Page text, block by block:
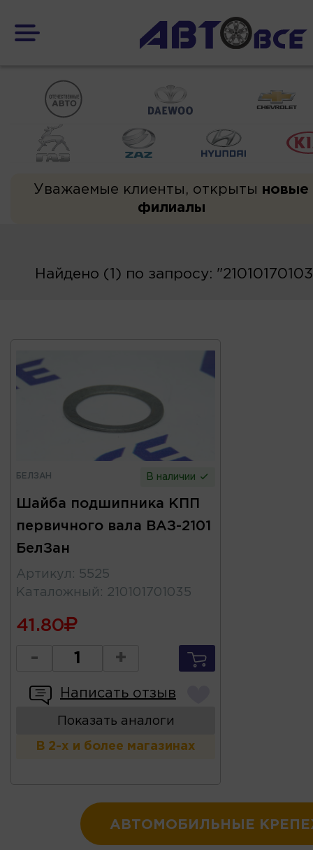
Уважаемые клиенты, открыты новые
филиалы
Найдено (1) по запросу:
БЕЛЗАН В наличии
Шайба подшипника КПП
первичного вала ВАЗ-2101
БелЗан
Артикул : 5525
Каталожный : 210101701035
41.80
- +
Написать отзыв
Показать аналоги
В 2-х и более магазинах
АВТОМОБИЛЬНЫЕ